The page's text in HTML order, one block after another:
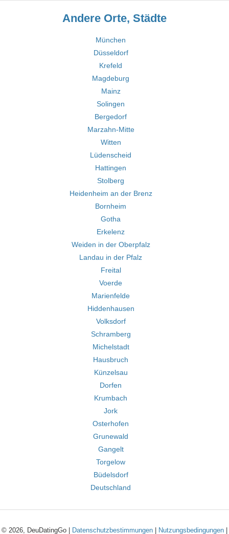
Andere Orte, Städte
München
Düsseldorf
Krefeld
Magdeburg
Mainz
Solingen
Bergedorf
Marzahn-Mitte
Witten
Lüdenscheid
Hattingen
Stolberg
Heidenheim an der Brenz
Bornheim
Gotha
Erkelenz
Weiden in der Oberpfalz
Landau in der Pfalz
Freital
Voerde
Marienfelde
Hiddenhausen
Volksdorf
Schramberg
Michelstadt
Hausbruch
Künzelsau
Dorfen
Krumbach
Jork
Osterhofen
Grunewald
Gangelt
Torgelow
Büdelsdorf
Deutschland
© 2026, DeuDatingGo | Datenschutzbestimmungen Nutzungsbedingungen